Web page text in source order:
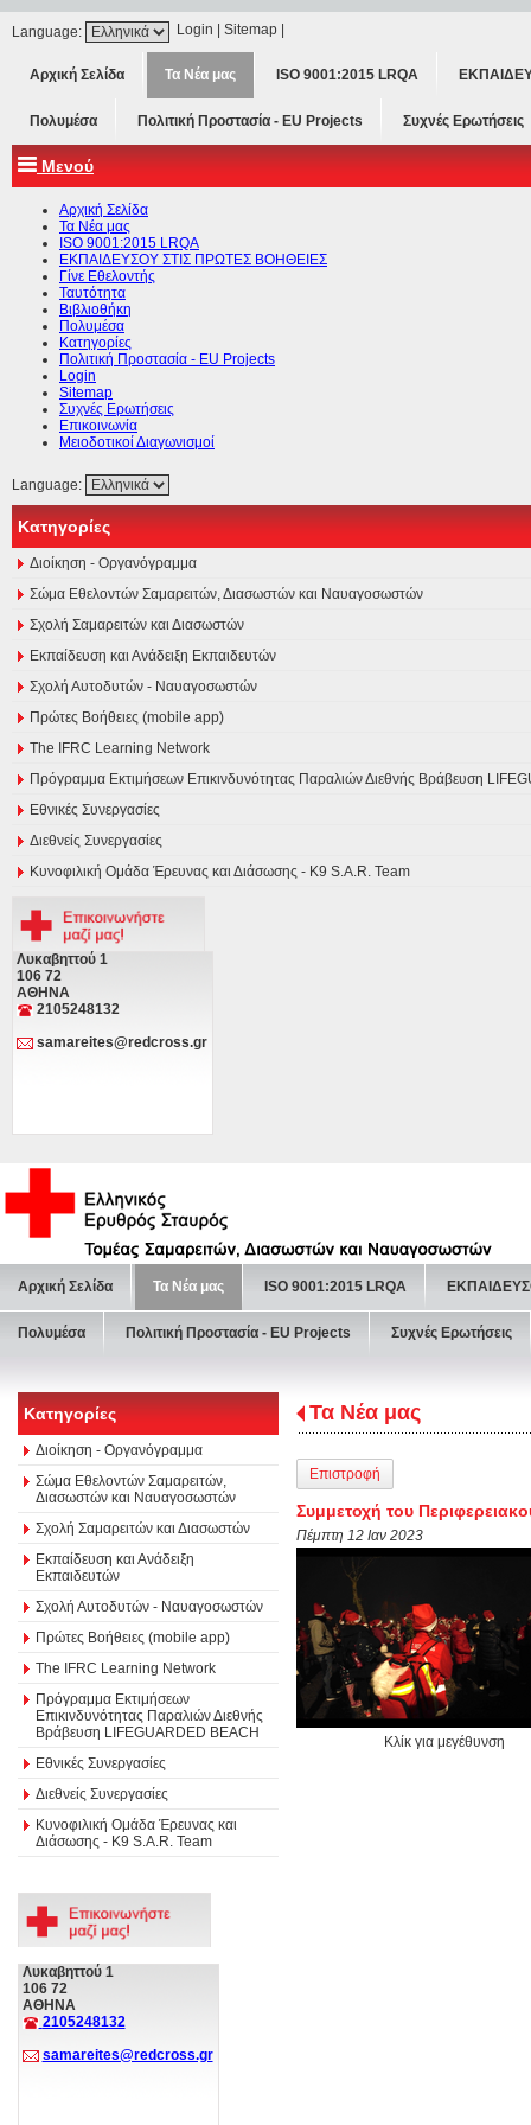
Language: Login Sitemap
Αρχική Σελίδα Τα Νέα μας ISO 9001:2015 LRQA
Πολυμέσα Πολιτική Προστασία - ΕU Projects Συχνές Ερωτήσεις
Μενού
Αρχική Σελίδα
Τα Νέα μας
ISO 9001:2015 LRQA
ΕΚΠΑΙΔΕΥΣΟΥ ΣΤΙΣ ΠΡΩΤΕΣ ΒΟΗΘΕΙΕΣ
Γίνε Εθελοντής
Ταυτότητα
Βιβλιοθήκη
Πολυμέσα
Κατηγορίες
Πολιτική Προστασία - ΕU Projects
Login
Sitemap
Συχνές Ερωτήσεις
Επικοινωνία
Μειοδοτικοί Διαγωνισμοί
Language:
Κατηγορίες
Διοίκηση - Οργανόγραμμα
Σώμα Εθελοντών Σαμαρειτών, Διασωστών και Ναυαγοσωστών
Σχολή Σαμαρειτών και Διασωστών
Εκπαίδευση και Ανάδειξη Εκπαιδευτών
Σχολή Αυτοδυτών - Ναυαγοσωστών
Πρώτες Βοήθειες (mobile app)
The IFRC Learning Network
Πρόγραμμα Εκτιμήσεων Επικινδυνότητας Παραλιών Διεθνής Βράβευση
Εθνικές Συνεργασίες
Διεθνείς Συνεργασίες
Κυνοφιλική Ομάδα Έρευνας και Διάσωσης - Κ9 S.A.R. Team
Λυκαβηττού 1
106 72
ΑΘΗΝΑ
2105248132
samareites@redcross.gr
Αρχική Σελίδα Τα Νέα μας ISO 9001:2015 LRQA
Πολυμέσα Πολιτική Προστασία - ΕU Projects Συχνές Ερωτήσεις
Κατηγορίες
Διοίκηση - Οργανόγραμμα
Σώμα Εθελοντών Σαμαρειτών,
Διασωστών και Ναυαγοσωστών
Σχολή Σαμαρειτών και Διασωστών
Εκπαίδευση και Ανάδειξη
Εκπαιδευτών
Σχολή Αυτοδυτών - Ναυαγοσωστών
Πρώτες Βοήθειες (mobile app)
The IFRC Learning Network
Πρόγραμμα Εκτιμήσεων
Επικινδυνότητας Παραλιών Διεθνής
Βράβευση LIFEGUARDED BEACH
Εθνικές Συνεργασίες
Διεθνείς Συνεργασίες
Κυνοφιλική Ομάδα Έρευνας και
Διάσωσης - Κ9 S.A.R. Team
Λυκαβηττού 1
106 72
ΑΘΗΝΑ
2105248132
samareites@redcross.gr
Τα Νέα μας
Επιστροφή
Συμμετοχή του
Πέμπτη 12 Ιαν 2023
Κλίκ για μεγέθυνση